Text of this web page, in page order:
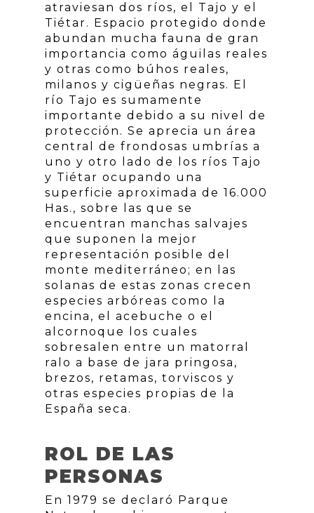
atraviesan dos ríos, el Tajo y el
Tiétar. Espacio protegido donde
abundan mucha fauna de gran
importancia como águilas reales
y otras como búhos reales,
milanos y cigüeñas negras. El
río Tajo es sumamente
importante debido a su nivel de
protección. Se aprecia un área
central de frondosas umbrías a
uno y otro lado de los ríos Tajo
y Tiétar ocupando una
superficie aproximada de 16.000
Has., sobre las que se
encuentran manchas salvajes
que suponen la mejor
representación posible del
monte mediterráneo; en las
solanas de estas zonas crecen
especies arbóreas como la
encina, el acebuche o el
alcornoque los cuales
sobresalen entre un matorral
ralo a base de jara pringosa,
brezos, retamas, torviscos y
otras especies propias de la
España seca.
ROL DE LAS
PERSONAS
En 1979 se declaró Parque